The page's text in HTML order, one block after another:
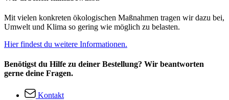
Mit vielen konkreten ökologischen Maßnahmen tragen wir dazu bei,
Umwelt und Klima so gering wie möglich zu belasten.
Hier findest du weitere Informationen.
Benötigst du Hilfe zu deiner Bestellung? Wir beantworten
gerne deine Fragen.
Kontakt